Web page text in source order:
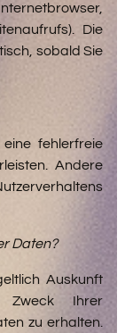
Die
sobald Sie
fehlerfreie
Andere
Daten?
Auskunft
Zweck Ihrer
zu erhalten.